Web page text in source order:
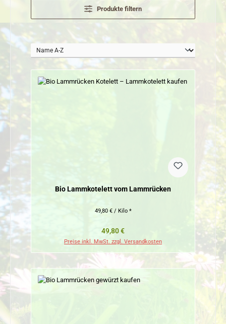
Produkte filtern
Bio Lammkotelett vom Lammrücken
49,80 € / Kilo *
Regulärer Preis:
49,80 €
Preise inkl. MwSt. zzgl. Versandkosten